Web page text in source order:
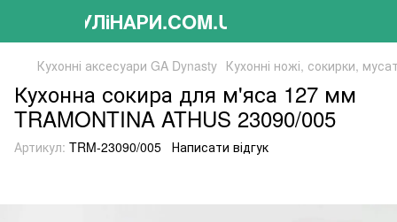
КУЛіНАРИ.COM.UA
Кухонні аксесуари GA Dynasty Кухонні ножі, сокирки,
Кухонна сокира для м'яса 127 мм
TRAMONTINA ATHUS 23090/005
Артикул: TRM-23090/005 Написати відгук